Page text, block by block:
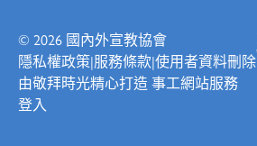
© 2026 國內外宣教協會
隱私權政策|服務條款|使用者資料刪除
由敬拜時光精心打造 事工網站服務
登入